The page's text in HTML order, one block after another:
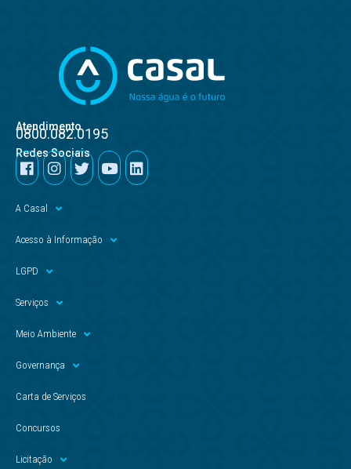
Atendimento
0800.082.0195
Redes Sociais
A Casal
Acesso à Informação
LGPD
Serviços
Meio Ambiente
Governança
Carta de Serviços
Concursos
Licitação